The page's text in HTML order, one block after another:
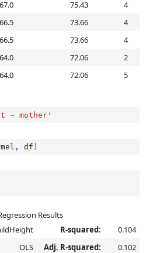
67.0 75.43
4
66.5 73.66
4
66.5 73.66
4
64.0 72.06
2
64.0 72.06 5
~ mother'
, df )
Results
R-squared:
0.104
OLS Adj. R-squared:
0.102